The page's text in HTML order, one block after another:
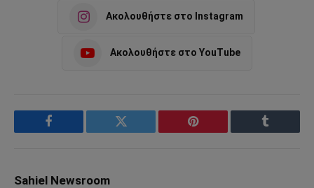
Ακολουθήστε στο Instagram
Ακολουθήστε στο YouTube
Facebook Twitter Pinterest Tumblr
Sahiel Newsroom